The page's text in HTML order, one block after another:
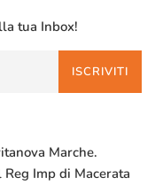
tua Inbox!
ISCRIVITI
Marche.
Imp di Macerata